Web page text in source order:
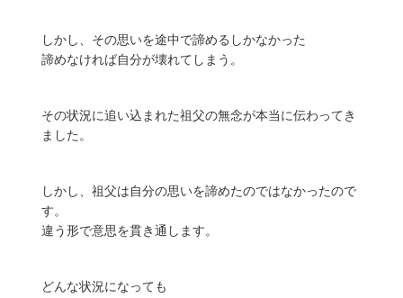
しかし、その思いを途中で諦めるしかなかった
諦めなければ自分が壊れてしまう。
その状況に追い込まれた祖父の無念が本当に伝わってき
ました。
しかし、祖父は自分の思いを諦めたのではなかったので
す。
違う形で意思を貫き通します。
どんな状況になっても